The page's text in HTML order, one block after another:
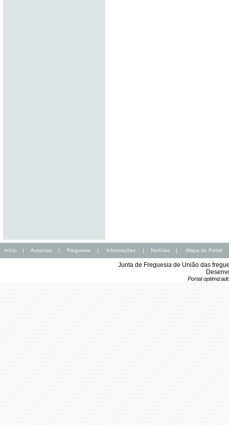
Início | Autarcas | Freguesia | Informações | Notícias | Mapa do Portal
Junta de Freguesia de União das
Portal